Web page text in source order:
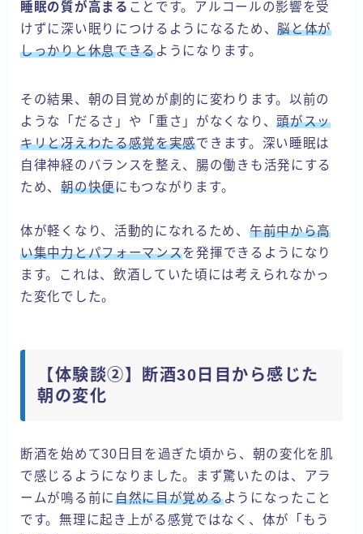
睡眠の質が高まる ことです。アルコールの影響を受
けずに深い眠りにつけるようになるため、脳と体が
しっかりと休息できるようになります。
その結果、朝の目覚めが劇的に変わります。以前の
ような「だるさ」や「重さ」がなくなり、頭がスッ
キリと冴えわたる感覚を実感できます。深い睡眠は
自律神経のバランスを整え、腸の働きも活発にする
ため、朝の快便にもつながります。
体が軽くなり、活動的になれるため、 午前中から高
い集中力とパフォーマンスを発揮できるようになり
ます。これは、飲酒していた頃には考えられなかっ
た変化でした。
【体験談②】断酒30日目から感じた
朝の変化
断酒を始めて30日目を過ぎた頃から、朝の変化を肌
で感じるようになりました。まず驚いたのは、アラ
ームが鳴る前に自然に目が覚めるようになったこと
です。無理に起き上がる感覚ではなく、体が「もう